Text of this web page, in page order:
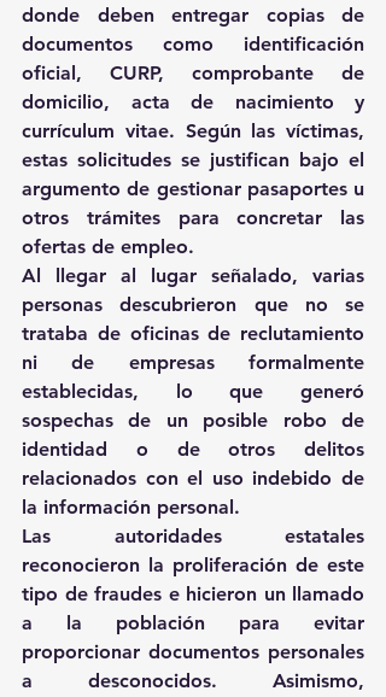
donde deben entregar copias de
documentos como identificación
oficial, CURP, comprobante de
domicilio, acta de nacimiento y
currículum vitae. Según las víctimas,
estas solicitudes se justifican bajo el
argumento de gestionar pasaportes u
otros trámites para concretar las
ofertas de empleo.
Al llegar al lugar señalado, varias
personas descubrieron que no se
trataba de oficinas de reclutamiento
ni de empresas formalmente
establecidas, lo que generó
sospechas de un posible robo de
identidad o de otros delitos
relacionados con el uso indebido de
la información personal.
Las autoridades estatales
reconocieron la proliferación de este
tipo de fraudes e hicieron un llamado
a la población para evitar
proporcionar documentos personales
a desconocidos. Asimismo,